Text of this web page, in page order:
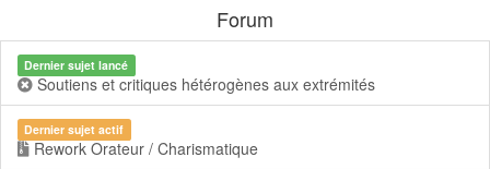
Forum
Dernier sujet lancé
Soutiens et critiques hétérogènes aux extrémités
Dernier sujet actif
Rework Orateur / Charismatique